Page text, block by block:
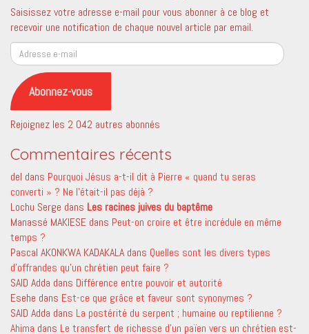
Saisissez votre adresse e-mail pour vous abonner à ce blog et
recevoir une notification de chaque nouvel article par email.
Adresse
e-
mail
Abonnez-vous
Rejoignez les 2 042 autres abonnés
Commentaires récents
del dans Pourquoi Jésus a-t-il dit à Pierre « quand tu seras
converti » ? Ne l’était-il pas déjà ?
Lochu Serge dans Les racines juives du baptême
Manassé MAKIESE dans Peut-on croire et être incrédule en même
temps ?
Pascal AKONKWA KADAKALA dans Quelles sont les divers types
d’offrandes qu’un chrétien peut faire ?
SAID Adda dans Différence entre pouvoir et autorité
Esehe dans Est-ce que grâce et faveur sont synonymes ?
SAID Adda dans La postérité du serpent ; humaine ou reptilienne ?
Ahima dans Le transfert de richesse d’un païen vers un chrétien est-